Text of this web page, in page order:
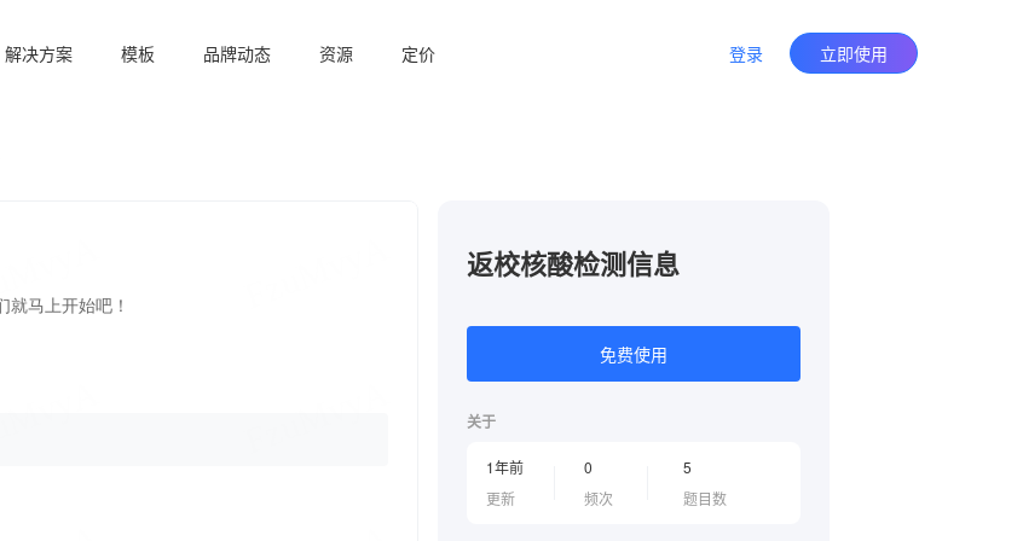
解决方案 模板 品牌动态 资源 定价 登录 立即使用
返校核酸检测信息
免费使用
关于
1年前
更新
0
频次
5
题目数